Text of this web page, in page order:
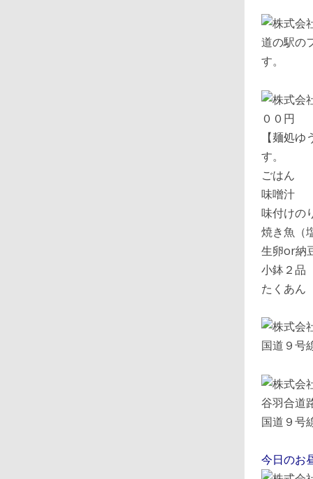
道の駅
す。
【麺処
す。
ごはん
味噌汁
味付けの
焼き魚（
生卵or納
小鉢２品
たくあん
国道９号
国道９
今日のお